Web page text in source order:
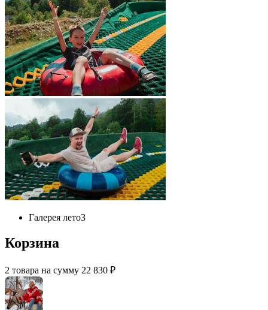
Галерея лето3
Корзина
2 товара на сумму 22 830 ₽